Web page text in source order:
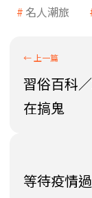
名人潮旅
習俗百科
在搞鬼
等待疫情